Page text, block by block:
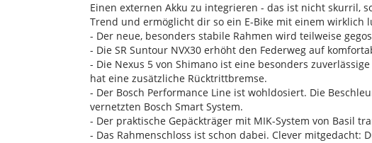
Einen externen Akku zu integrieren - das ist nicht skurril,
Trend und ermöglicht dir so ein E-Bike mit einem wirklich
- Der neue, besonders stabile Rahmen wird teilweise
- Die SR Suntour NVX30 erhöht den Federweg auf
- Die Nexus 5 von Shimano ist eine besonders
hat eine zusätzliche Rücktrittbremse.
- Der Bosch Performance Line ist wohldosiert. Die
vernetzten Bosch Smart System.
- Der praktische Gepäckträger mit MIK-System von Basil
- Das Rahmenschloss ist schon dabei. Clever mitgedacht: